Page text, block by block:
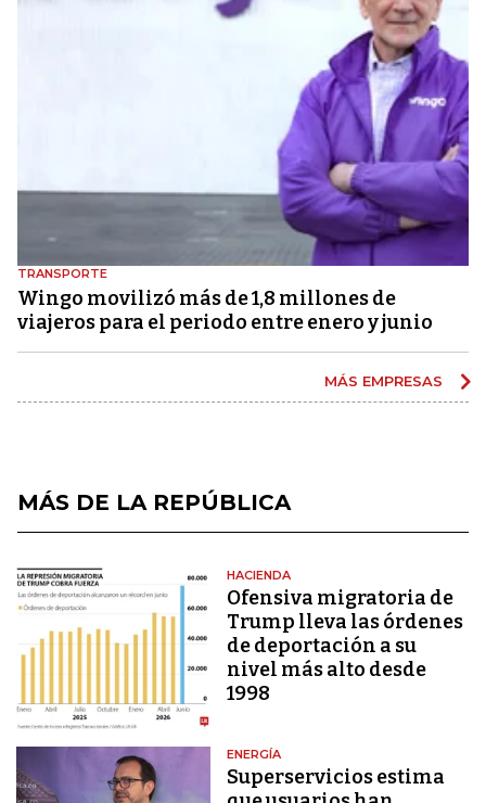
TRANSPORTE
Wingo movilizó más de 1,8 millones de
viajeros para el periodo entre enero y junio
MÁS EMPRESAS
MÁS DE LA REPÚBLICA
HACIENDA
Ofensiva migratoria de
Trump lleva las órdenes
de deportación a su
nivel más alto desde
1998
ENERGÍA
Superservicios estima